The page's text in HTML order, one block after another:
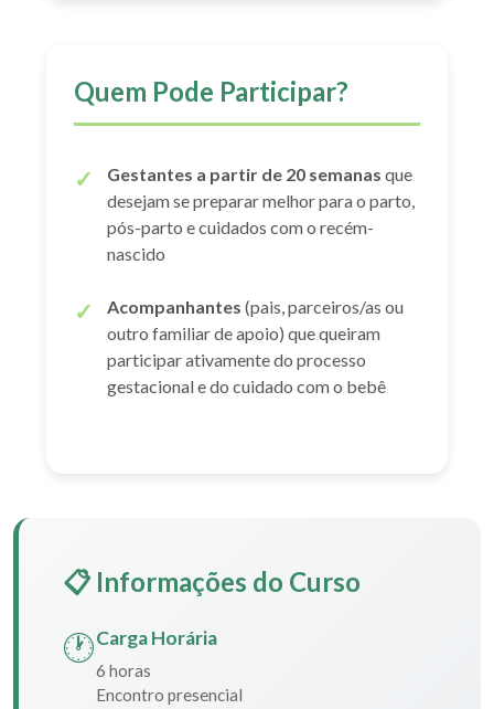
Quem Pode Participar?
Gestantes a partir de 20 semanas que
desejam se preparar melhor para o parto,
pós-parto e cuidados com o recém-
nascido
Acompanhantes (pais, parceiros/as ou
outro familiar de apoio) que queiram
participar ativamente do processo
gestacional e do cuidado com o bebê
📋 Informações do Curso
🕐Carga Horária
6 horas
Encontro presencial